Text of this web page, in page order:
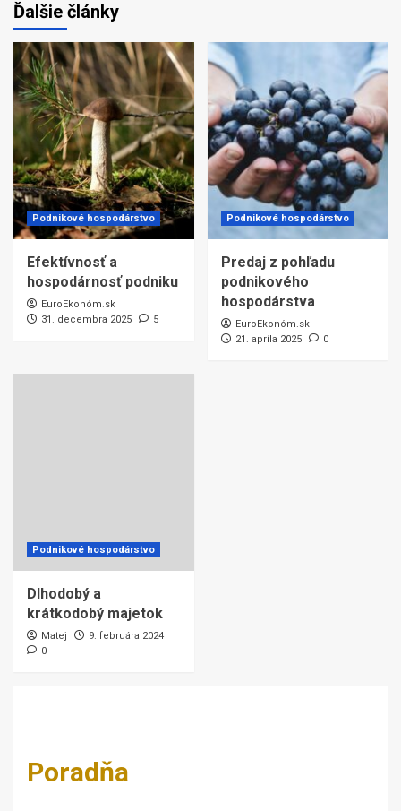
Ďalšie články
Podnikové hospodárstvo
Efektívnosť a
hospodárnosť podniku
EuroEkonóm.sk
31. decembra 2025
5
Podnikové hospodárstvo
Predaj z pohľadu
podnikového
hospodárstva
EuroEkonóm.sk
21. apríla 2025
0
Podnikové hospodárstvo
Dlhodobý a
krátkodobý majetok
Matej
9. februára 2024
0
Poradňa